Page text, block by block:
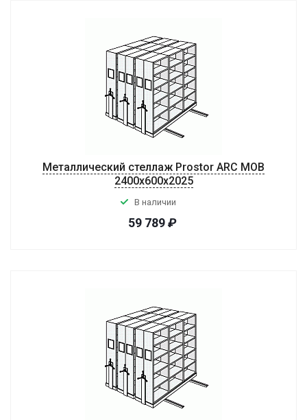
Металлический стеллаж Prostor ARC MOB
2400x600x2025
В наличии
59 789₽